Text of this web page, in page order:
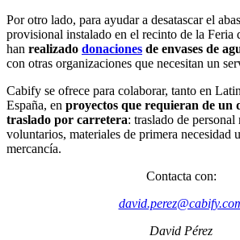
Por otro lado, para ayudar a desatascar el
provisional instalado en el recinto de la
han realizado donaciones de envases de
con otras organizaciones que necesitan un
Cabify se ofrece para colaborar, tanto en
España, en proyectos que requieran de un
traslado por carretera: traslado de personal
voluntarios, materiales de primera necesidad
mercancía.
Contacta con:
David Pérez